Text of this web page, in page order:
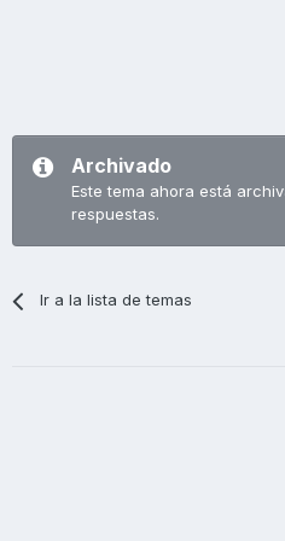
Archivado
Este tema ahora está
respuestas.
Ir a la lista de temas